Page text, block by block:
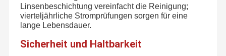
Qualitätskon Kontakt Mit
Linsenbeschichtung vereinfacht die Reinigung;
vierteljährliche Stromprüfungen sorgen für eine
lange Lebensdauer.
Sicherheit und Haltbarkeit
Lasermodule, grüne Lasermodule, blaue Lasermodule,
violette Lasermodule, IR-Lasermodule, RGB-Freiraum- und
RGB-fasergekoppelte Lasermodule,TTL-
Modulationslasermodule, Analogmodulationslasermodule,
360-Grad-Kreislauf-Linienlasermodule, Powell-Linsen
einheitliche Linienlasermodule,Maschion Vision Laserquelle,